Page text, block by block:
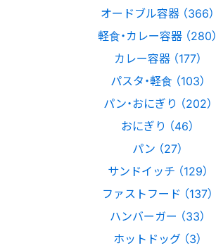
オードブル容器 （366）
軽食・カレー容器 （280）
カレー容器 （177）
パスタ・軽食 （103）
パン・おにぎり （202）
おにぎり （46）
パン （27）
サンドイッチ （129）
ファストフード （137）
ハンバーガー （33）
ホットドッグ （3）